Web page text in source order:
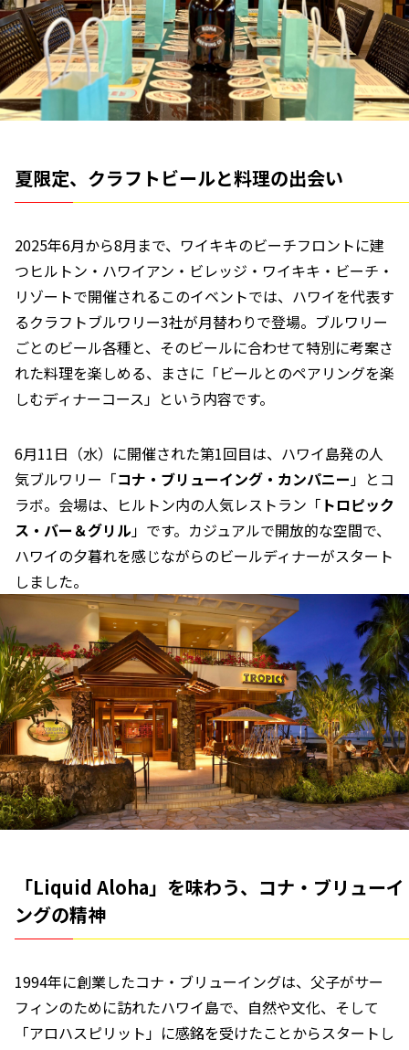
夏限定、クラフトビールと料理の出会い
2025年6月から8月まで、ワイキキのビーチフロントに建
つヒルトン・ハワイアン・ビレッジ・ワイキキ・ビーチ・
リゾートで開催されるこのイベントでは、ハワイを代表す
るクラフトブルワリー3社が月替わりで登場。ブルワリー
ごとのビール各種と、そのビールに合わせて特別に考案さ
れた料理を楽しめる、まさに「ビールとのペアリングを楽
しむディナーコース」という内容です。
6月11日（水）に開催された第1回目は、ハワイ島発の人
気ブルワリー「コナ・ブリューイング・カンパニー」とコ
ラボ。会場は、ヒルトン内の人気レストラン「 トロピック
ス・バー＆グリル」です。カジュアルで開放的な空間で、
ハワイの夕暮れを感じながらのビールディナーがスタート
しました。
「Liquid Aloha」を味わう、コナ・ブリューイ
ングの精神
1994年に創業したコナ・ブリューイングは、父子がサー
フィンのために訪れたハワイ島で、自然や文化、そして
「アロハスピリット」に感銘を受けたことからスタートし